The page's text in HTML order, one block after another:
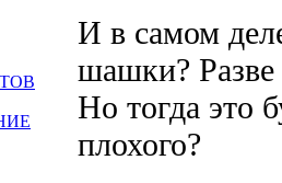
И в самом
шашки? Разве
Но тогда это
плохого?